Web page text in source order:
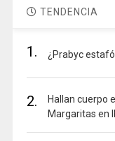
TENDENCIA
1. ¿Prabyc
2.
Hallan cuerpo
Margaritas en